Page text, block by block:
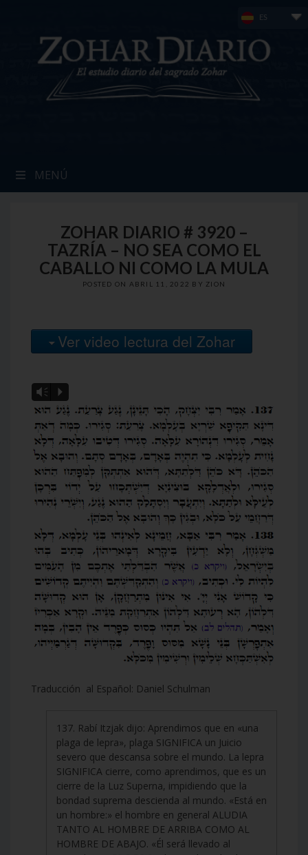
ES
MENÚ
ZOHAR DIARIO # 3920 –
TAZRÍA – NO SEA COMO EL
CABALLO NI COMO LA MULA
POSTED ON ABRIL 11, 2022 BY ZION
Ver video lectura del Zohar
Vm P
Traducción al Español: Daniel Schulman
137. Rabí Itzjak dijo: Aprendimos que en «una
plaga de lepra», plaga SIGNIFICA un Juicio
severo que descansa sobre el mundo. La lepra
SIGNIFICA cierre, como aprendimos, que es un
cierre de la Luz Superna, impidiendo que la
bondad suprema descienda al mundo. «Está en
un hombre:» el hombre en general ALUDIA
TANTO AL HOMBRE DE ARRIBA COMO AL
HOMBRE DE ABAJO. «Él será llevado al